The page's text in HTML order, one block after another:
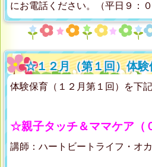
にお電話ください。（平日９：
☆１２月（第１回）体
体験保育（１２月第１回）を下
☆親子タッチ＆ママケア（
講師：ハートビートライフ・